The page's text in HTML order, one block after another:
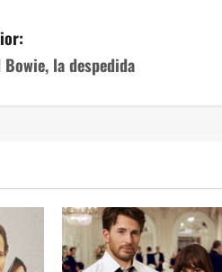
Bowie, la despedida